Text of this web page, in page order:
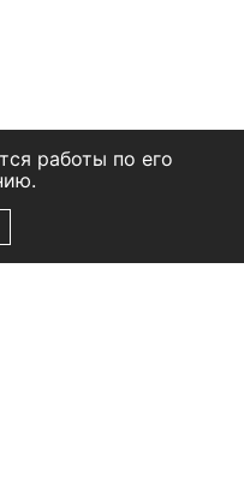
работы по его